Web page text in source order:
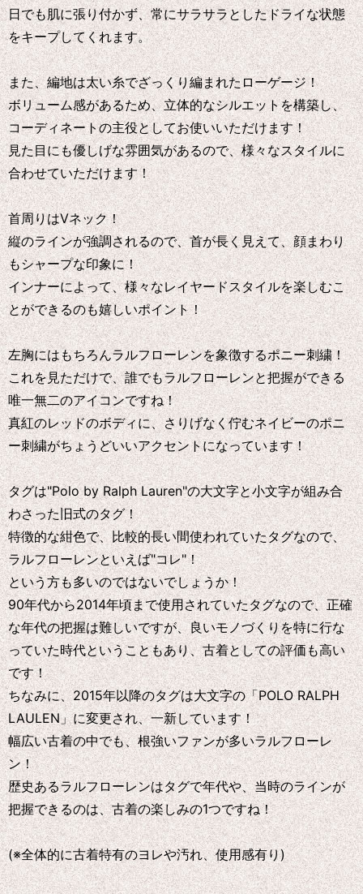
日でも肌に張り付かず、常にサラサラとしたドライな状態
をキープしてくれます。
また、編地は太い糸でざっくり編まれたローゲージ！
ボリューム感があるため、立体的なシルエットを構築し、
コーディネートの主役としてお使いいただけます！
見た目にも優しげな雰囲気があるので、様々なスタイルに
合わせていただけます！
首周りはVネック！
縦のラインが強調されるので、首が長く見えて、顔まわり
もシャープな印象に！
インナーによって、様々なレイヤードスタイルを楽しむこ
とができるのも嬉しいポイント！
左胸にはもちろんラルフローレンを象徴するポニー刺繍！
これを見ただけで、誰でもラルフローレンと把握ができる
唯一無二のアイコンですね！
真紅のレッドのボディに、さりげなく佇むネイビーのポニ
ー刺繍がちょうどいいアクセントになっています！
タグは"Polo by Ralph Lauren"の大文字と小文字が組み合
わさった旧式のタグ！
特徴的な紺色で、比較的長い間使われていたタグなので、
ラルフローレンといえば"コレ"！
という方も多いのではないでしょうか！
90年代から2014年頃まで使用されていたタグなので、正確
な年代の把握は難しいですが、良いモノづくりを特に行な
っていた時代ということもあり、古着としての評価も高い
です！
ちなみに、2015年以降のタグは大文字の「POLO RALPH
LAULEN」に変更され、一新しています！
幅広い古着の中でも、根強いファンが多いラルフローレ
ン！
歴史あるラルフローレンはタグで年代や、当時のラインが
把握できるのは、古着の楽しみの1つですね！
(※全体的に古着特有のヨレや汚れ、使用感有り)